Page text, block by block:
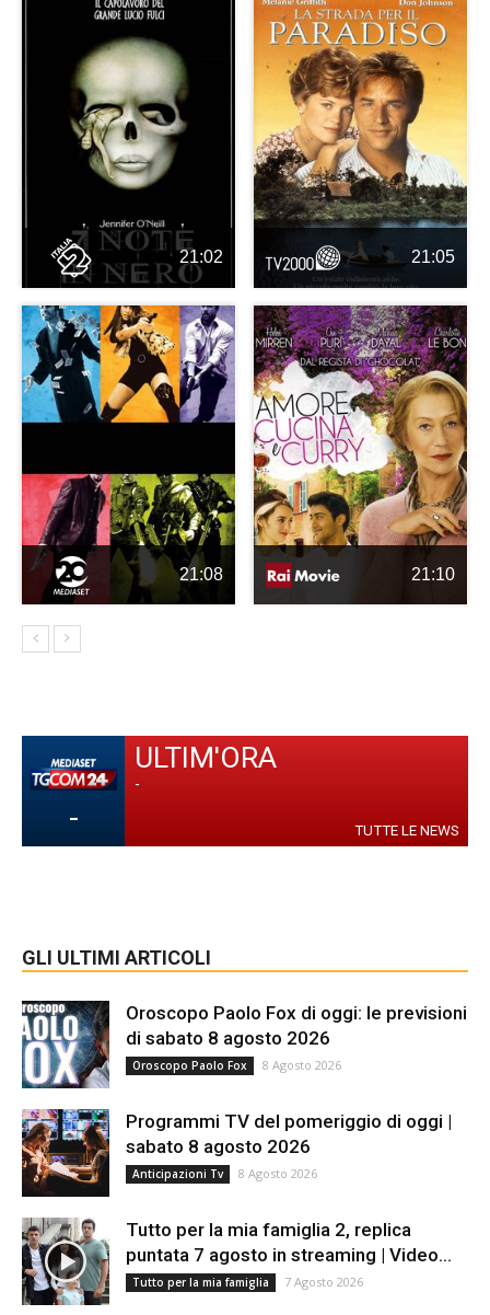
21:02 21:05
21:08 21:10
-
ULTIM'ORA
-
TUTTE LE NEWS
GLI ULTIMI ARTICOLI
Oroscopo Paolo Fox di oggi: le previsioni
di sabato 8 agosto 2026
Oroscopo Paolo Fox 8 Agosto 2026
Programmi TV del pomeriggio di oggi |
sabato 8 agosto 2026
Anticipazioni Tv 8 Agosto 2026
Tutto per la mia famiglia 2, replica
puntata 7 agosto in streaming | Video...
Tutto per la mia famiglia 7 Agosto 2026